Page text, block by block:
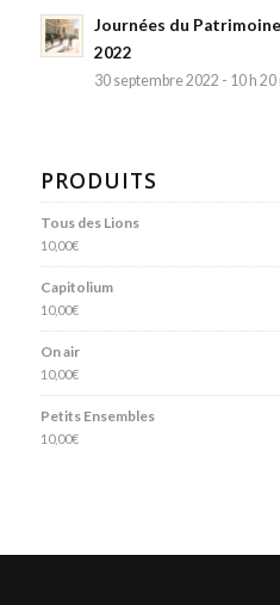
Journées du
2022
30 septembre 2022 - 10 h 20
PRODUITS
Tous des Lions
10,00€
Capitolium
10,00€
On air
10,00€
Petits Ensembles
10,00€